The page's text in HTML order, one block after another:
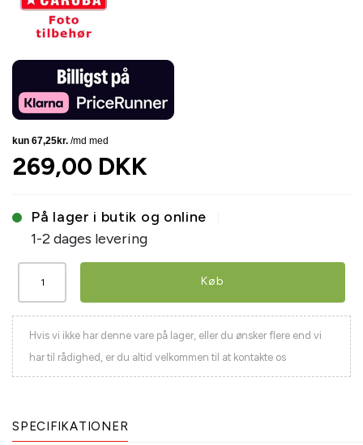
269,00 DKK
På lager i butik og online
1-2 dages levering
Køb
Hvis vi ikke har denne vare på lager, eller du ønsker flere end vi
har til rådighed, er du altid velkommen til at kontakte os
SPECIFIKATIONER